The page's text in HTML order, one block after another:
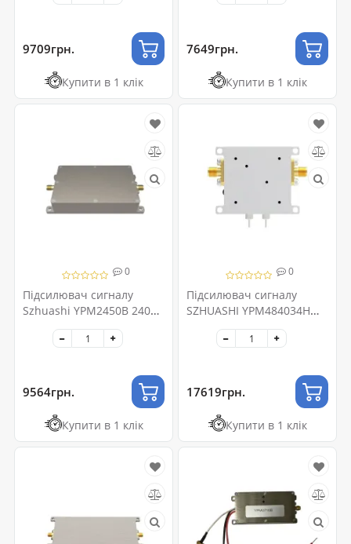
9709грн.
Купити в 1 клік
7649грн.
Купити в 1 клік
0
Підсилювач сигналу
Szhuashi YPM2450B 2400-
2500 МГц
9564грн.
Купити в 1 клік
0
Підсилювач сигналу
SZHUASHI YPM484034H
100MHz-4800MHz
17619грн.
Купити в 1 клік